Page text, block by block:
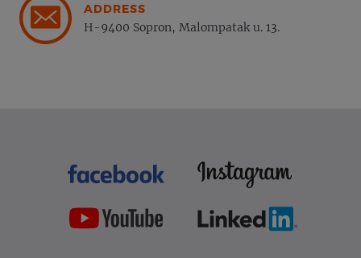
ADDRESS
H-9400 Sopron, Malompatak u. 13.